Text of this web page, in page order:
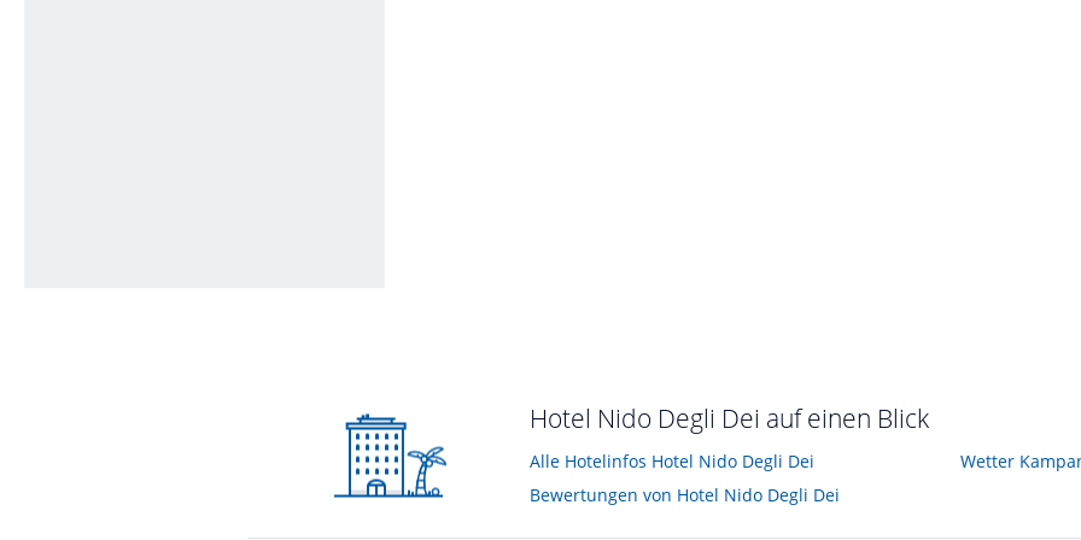
Hotel Nido Degli Dei auf einen Blick
Alle Hotelinfos Hotel Nido Degli Dei
Bewertungen von Hotel Nido Degli Dei
Wetter